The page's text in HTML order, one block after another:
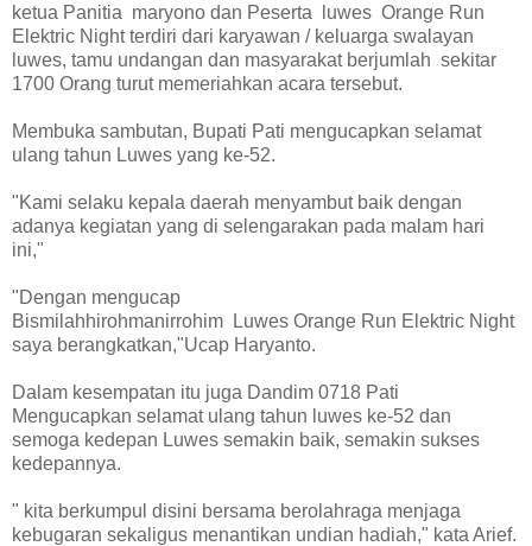
ketua Panitia maryono dan Peserta luwes Orange Run
Elektric Night terdiri dari karyawan / keluarga swalayan
luwes, tamu undangan dan masyarakat berjumlah sekitar
1700 Orang turut memeriahkan acara tersebut.
Membuka sambutan, Bupati Pati mengucapkan selamat
ulang tahun Luwes yang ke-52.
"Kami selaku kepala daerah menyambut baik dengan
adanya kegiatan yang di selengarakan pada malam hari
ini,"
"Dengan mengucap
Bismilahhirohmanirrohim Luwes Orange Run Elektric Night
saya berangkatkan,"Ucap Haryanto.
Dalam kesempatan itu juga Dandim 0718 Pati
Mengucapkan selamat ulang tahun luwes ke-52 dan
semoga kedepan Luwes semakin baik, semakin sukses
kedepannya.
" kita berkumpul disini bersama berolahraga menjaga
kebugaran sekaligus menantikan undian hadiah," kata Arief.